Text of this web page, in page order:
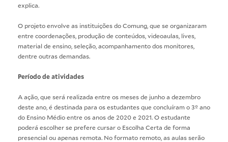
explica.
O projeto envolve as instituições do Comung, que se organizaram
entre coordenações, produção de conteúdos, videoaulas, lives,
material de ensino, seleção, acompanhamento dos monitores,
dentre outras demandas.
Período de atividades
A ação, que será realizada entre os meses de junho a dezembro
deste ano, é destinada para os estudantes que concluíram o 3º ano
do Ensino Médio entre os anos de 2020 e 2021. O estudante
poderá escolher se prefere cursar o Escolha Certa de forma
presencial ou apenas remota. No formato remoto, as aulas serão